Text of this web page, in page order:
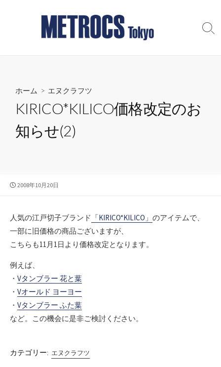
ツ
検
ホーム > エヌクラフツ
KIRICO*KILICO価格改定のお
知らせ(2)
公
2008年10月20日
人気の江戸切子ブランド 「KIRICO*KILICO」 のアイテムで、
一部に旧価格の商品ございますが、
こちらも11月1日より価格改定となります。
例えば、
・ Vタンブラー 花と葉
・ Vオールド ヨーヨー
・ Vタンブラー ふた葉
など。この機会に是非ご検討ください。
カテゴリー: エヌクラフツ